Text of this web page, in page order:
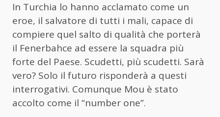
In Turchia lo hanno acclamato come un
eroe, il salvatore di tutti i mali, capace di
compiere quel salto di qualità che porterà
il Fenerbahce ad essere la squadra più
forte del Paese. Scudetti, più scudetti. Sarà
vero? Solo il futuro risponderà a questi
interrogativi. Comunque Mou è stato
accolto come il “number one”.